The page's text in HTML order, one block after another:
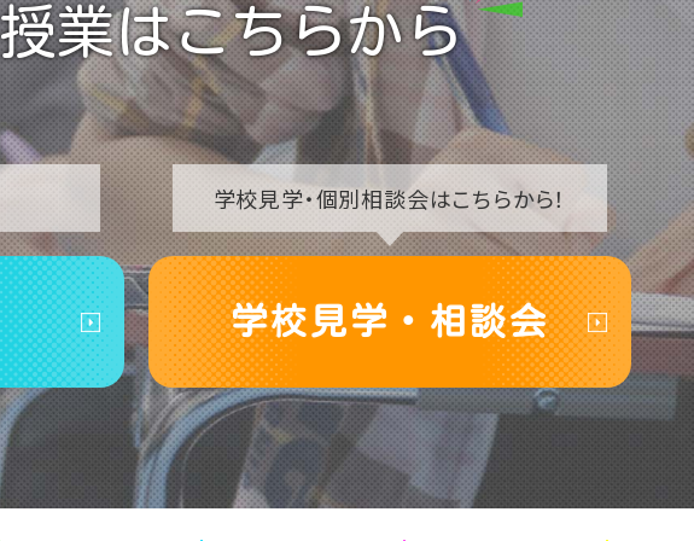
業はこちらから
学校見学・個別相談会はこちらから！
学校見学・相談会